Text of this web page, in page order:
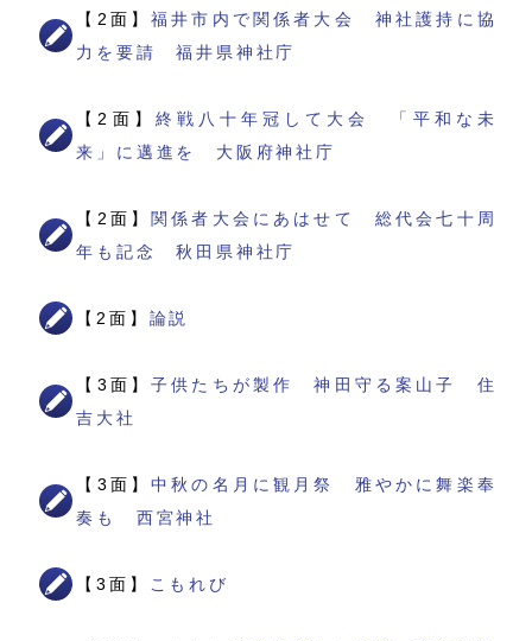
【2面】福井市内で関係者大会 神社護持に協
力を要請 福井県神社庁
【2面】 終戦八十年冠して大会 「平和な未
来」に邁進を 大阪府神社庁
【2面】 関係者大会にあはせて 総代会七十周
年も記念 秋田県神社庁
【2面】 論説
【3面】子供たちが製作 神田守る案山子 住
吉大社
【3面】中秋の名月に観月祭 雅やかに舞楽奉
奏も 西宮神社
【3面】 こもれび